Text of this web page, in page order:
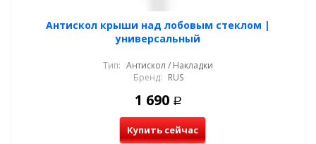
Антискол крыши над лобовым стеклом |
универсальный
Тип: Антискол / Накладки
Бренд: RUS
1 690 Р
Купить сейчас